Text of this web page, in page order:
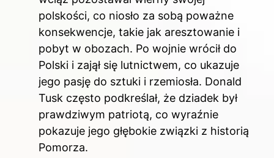
polskości, co niosło za sobą poważne
konsekwencje, takie jak aresztowanie i
pobyt w obozach. Po wojnie wrócił do
Polski i zajął się lutnictwem, co ukazuje
jego pasję do sztuki i rzemiosła. Donald
Tusk często podkreślał, że dziadek był
prawdziwym patriotą, co wyraźnie
pokazuje jego głębokie związki z historią
Pomorza.